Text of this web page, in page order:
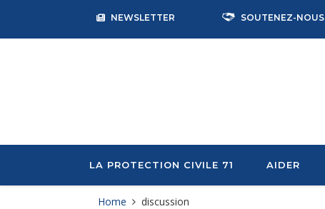
NEWSLETTER SOUTENEZ-NOUS
LA PROTECTION CIVILE 71 AIDER
Home discussion